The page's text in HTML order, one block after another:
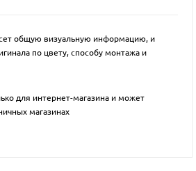
общую визуальную информацию, и
по цвету, способу монтажа и
для интернет-магазина и может
магазинах